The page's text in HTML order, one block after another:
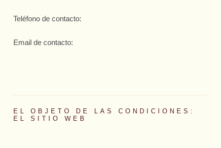
Teléfono de contacto:
Email de contacto:
EL OBJETO DE LAS CONDICIONES:
EL SITIO WEB